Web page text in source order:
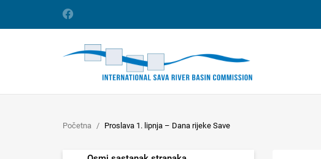
Početna Proslava 1. lipnja – Dana rijeke Save